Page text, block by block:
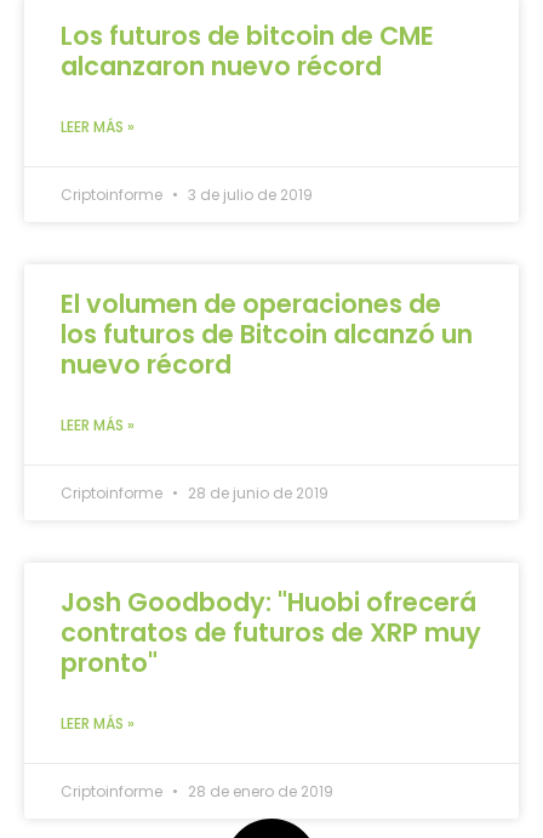
Los futuros de bitcoin de CME
alcanzaron nuevo récord
LEER MÁS »
Criptoinforme 3 de julio de 2019
El volumen de operaciones de
los futuros de Bitcoin alcanzó un
nuevo récord
LEER MÁS »
Criptoinforme 28 de junio de 2019
Josh Goodbody: "Huobi ofrecerá
contratos de futuros de XRP muy
pronto"
LEER MÁS »
Criptoinforme 28 de enero de 2019